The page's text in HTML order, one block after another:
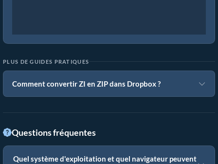
PLUS DE GUIDES PRATIQUES
Comment convertir ZI en ZIP dans Dropbox ?
Questions fréquentes
Quel système d'exploitation et quel navigateur peuvent